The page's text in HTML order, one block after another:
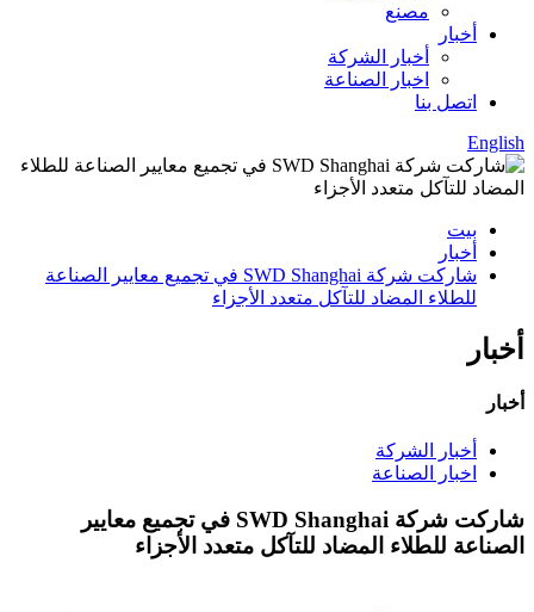
مصنع
أخبار
أخبار الشركة
اخبار الصناعة
اتصل بنا
English
بيت
أخبار
شاركت شركة SWD Shanghai في تجميع معايير الصناعة
للطلاء المضاد للتآكل متعدد الأجزاء
أخبار
أخبار
أخبار الشركة
اخبار الصناعة
شاركت شركة SWD Shanghai في تجميع معايير
الصناعة للطلاء المضاد للتآكل متعدد الأجزاء